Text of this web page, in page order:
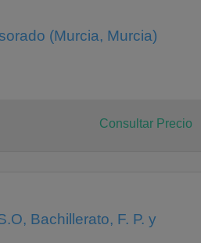
(Murcia, Murcia)
Consultar Precio
Bachillerato, F. P. y